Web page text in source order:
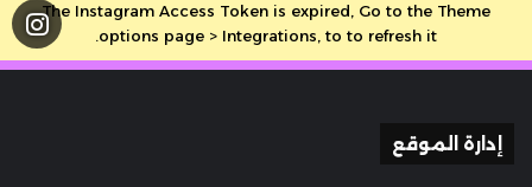
The Instagram Access Token is expired, Go to the Theme
options page > Integrations, to to refresh it.
إدارة الموقع